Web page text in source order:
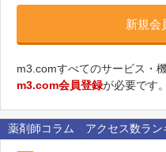
新規会
m3.comすべてのサービス・
m3.com会員登録が必要です。
薬剤師コラム アクセス数ラン